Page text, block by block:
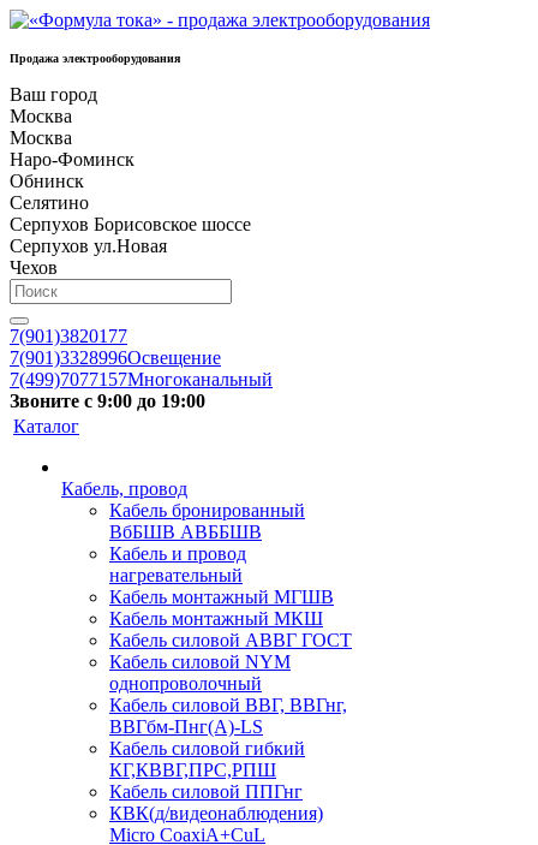
Продажа электрооборудования
Ваш город
Москва
Москва
Наро-Фоминск
Обнинск
Селятино
Серпухов Борисовское шоссе
Серпухов ул.Новая
Чехов
7(901)3820177
7(901)3328996Освещение
7(499)7077157Многоканальный
Звоните с 9:00 до 19:00
Каталог
Кабель, провод
Кабель бронированный
ВбБШВ АВББШВ
Кабель и провод
нагревательный
Кабель монтажный МГШВ
Кабель монтажный МКШ
Кабель силовой АВВГ ГОСТ
Кабель силовой NYM
однопроволочный
Кабель силовой ВВГ, ВВГнг,
ВВГбм-Пнг(А)-LS
Кабель силовой гибкий
КГ,КВВГ,ПРС,РПШ
Кабель силовой ППГнг
КВК(д/видеонаблюдения)
Micro CoaxiA+CuL